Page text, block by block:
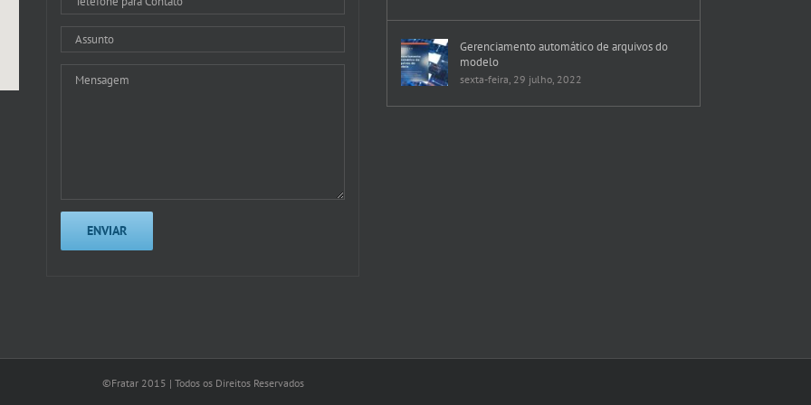
Gerenciamento automático de arquivos do
modelo
sexta-feira, 29 julho, 2022
©Fratar 2015 | Todos os Direitos Reservados